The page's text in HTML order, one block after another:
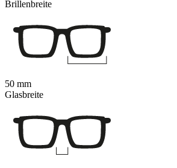
Brillenbreite
50 mm
Glasbreite